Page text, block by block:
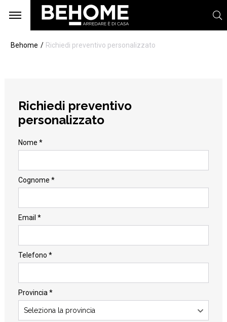
Behome Richiedi preventivo personalizzato
Richiedi preventivo
personalizzato
Nome *
Cognome *
Email *
Telefono *
Provincia *
Seleziona la provincia